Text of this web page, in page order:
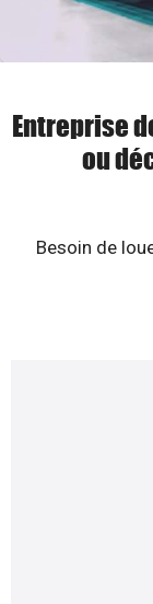
Entreprise
ou
Besoin de